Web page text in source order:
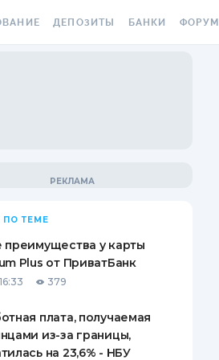
ВИНЬЕТКА
СОТРУДНИКОВ
ОТ
СЛУЧАЕВ
ДЕПОЗИТЫ
ВОПРОСЫ И ОТВЕТЫ
ПУТЕВОДИТЕЛИ ПО
БАНКИ ФОРУМ
ПО ТЕМЕ
преимущества у карты
Plus от ПриватБанк
379
плата, получаемая
из-за границы,
на 23,6% - НБУ